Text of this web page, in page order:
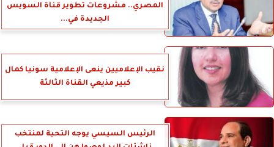
المصري.. مشروعات تطوير قناة السويس
الجديدة في...
نقيب الإعلاميين ينعى الإعلامية سونيا كمال
كبير مذيعي القناة الثالثة
الرئيس السيسي يوجه التحية لمنتخب